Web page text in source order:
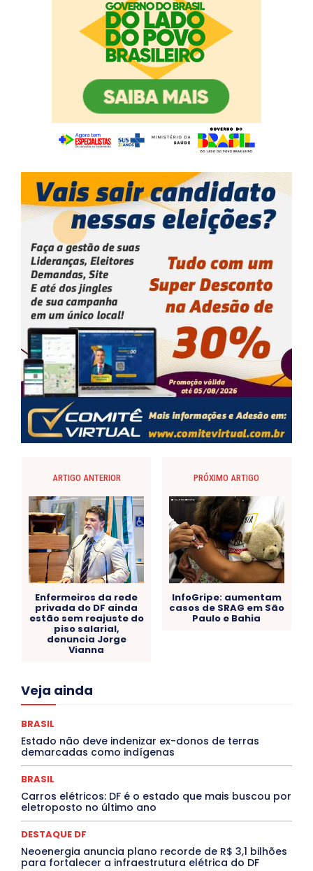
ARTIGO ANTERIOR
Enfermeiros da rede
privada do DF ainda
estão sem reajuste do
piso salarial,
denuncia Jorge
Vianna
PRÓXIMO ARTIGO
InfoGripe: aumentam
casos de SRAG em São
Paulo e Bahia
Veja ainda
Acre
Congressuanas & Esplanadumas
Cultura e Tal
DANÇA Dengue
Denuncia
DESTAQUE BRASIL
DESTAQUE DF
DESTAQUES OUTROS
ELEIÇÕES
EMPREGO E OPORTUNIDADES
ENTORNO
Especial
Espírito Santo
EVENTOS
EXPOSIÇÃO Featured
Febre Amarela
INTELIGÊNCIA ARTIFICIAL
INTERNACIONAL
Jogos Online
JUDICIÁRIO LITERATURA
Maranhão
BRASIL
Estado não deve indenizar ex-donos de terras
demarcadas como indígenas
BRASIL
Carros elétricos: DF é o estado que mais buscou por
eletroposto no último ano
DESTAQUE DF
Neoenergia anuncia plano recorde de R$ 3,1 bilhões
para fortalecer a infraestrutura elétrica do DF